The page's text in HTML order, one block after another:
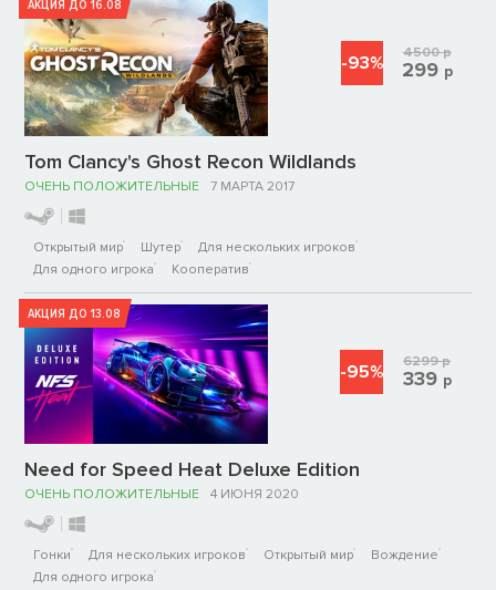
АКЦИЯ ДО 16.08
Tom Clancy's Ghost Recon Wildlands
ОЧЕНЬ ПОЛОЖИТЕЛЬНЫЕ 7 МАРТА 2017
Открытый мир Шутер
Для нескольких игроков
Для одного игрока
Кооператив
-93% 4500р
299 р
АКЦИЯ ДО 13.08
Need for Speed Heat Deluxe Edition
ОЧЕНЬ ПОЛОЖИТЕЛЬНЫЕ 4 ИЮНЯ 2020
Гонки Для нескольких игроков Открытый мир
Вождение
Для одного игрока
-95% 6299р
339 р